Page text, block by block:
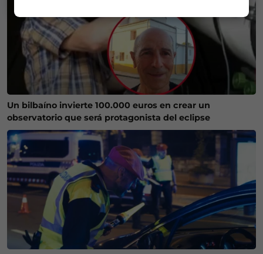
Un bilbaíno invierte 100.000 euros en crear un
observatorio que será protagonista del eclipse